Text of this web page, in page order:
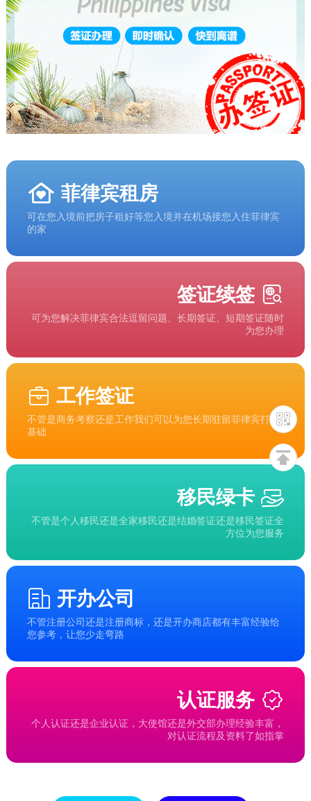
菲律宾租房
可在您入境前把房子租好等您入境并在机场接您入住菲律宾
的家
签证续签
可为您解决菲律宾合法逗留问题、长期签证、短期签证随时
为您办理
工作签证
不管是商务考察还是工作我们可以为您长期驻留菲律宾打下
基础
移民绿卡
不管是个人移民还是全家移民还是结婚签证还是移民签证全
方位为您服务
开办公司
不管注册公司还是注册商标，还是开办商店都有丰富经验给
您参考，让您少走弯路
认证服务
个人认证还是企业认证，大使馆还是外交部办理经验丰富，
对认证流程及资料了如指掌